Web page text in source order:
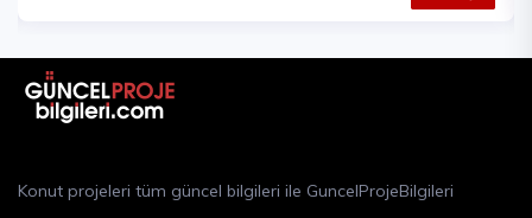
Konut projeleri tüm güncel bilgileri ile GuncelProjeBilgileri